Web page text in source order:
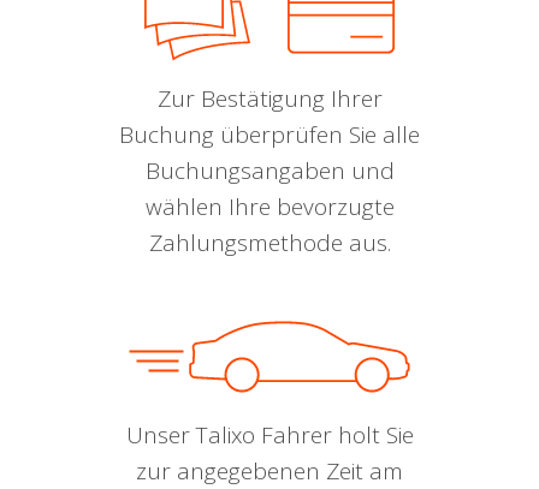
Zur Bestätigung Ihrer
Buchung überprüfen Sie alle
Buchungsangaben und
wählen Ihre bevorzugte
Zahlungsmethode aus.
Unser Talixo Fahrer holt Sie
zur angegebenen Zeit am